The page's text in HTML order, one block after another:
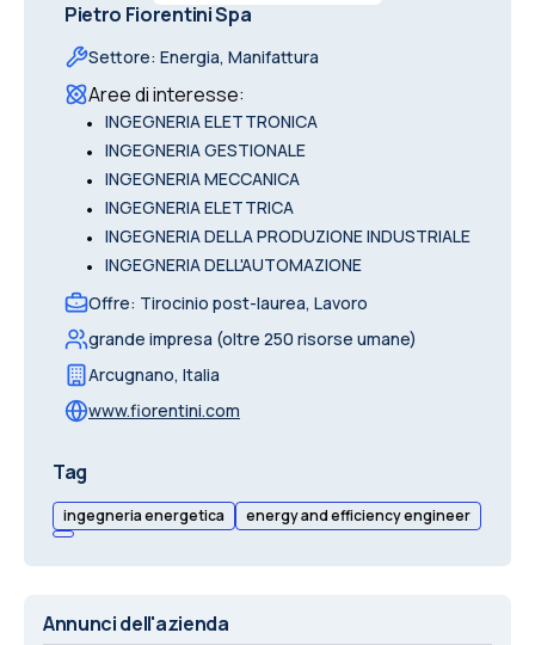
Pietro Fiorentini Spa
Settore: Energia, Manifattura
Aree di interesse:
• INGEGNERIA ELETTRONICA
• INGEGNERIA GESTIONALE
• INGEGNERIA MECCANICA
• INGEGNERIA ELETTRICA
• INGEGNERIA DELLA PRODUZIONE INDUSTRIALE
• INGEGNERIA DELL'AUTOMAZIONE
Offre: Tirocinio post-laurea, Lavoro
grande impresa (oltre 250 risorse umane)
Arcugnano, Italia
www.fiorentini.com
Tag
ingegneria energetica energy and efficiency engineer
Annunci dell'azienda